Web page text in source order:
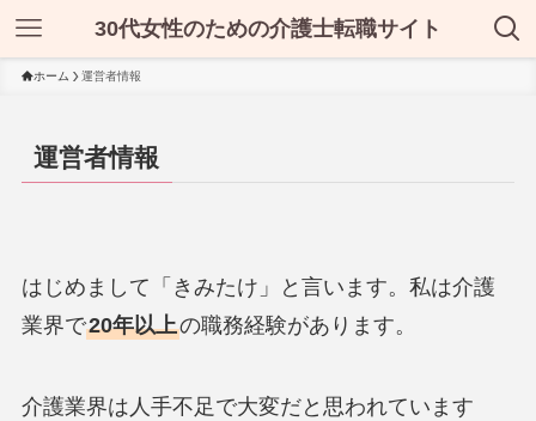
30代女性のための介護士転職サイト
ホーム 運営者情報
運営者情報
はじめまして「きみたけ」と言います。私は介護
業界で20年以上の職務経験があります。
介護業界は人手不足で大変だと思われています